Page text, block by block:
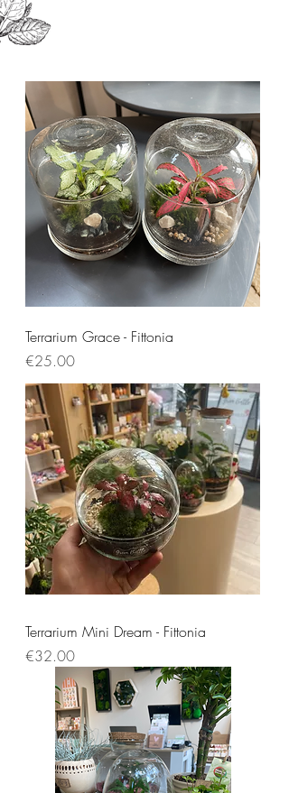
Terrarium Grace - Fittonia
Price
€25.00
Terrarium Mini Dream - Fittonia
Price
€32.00